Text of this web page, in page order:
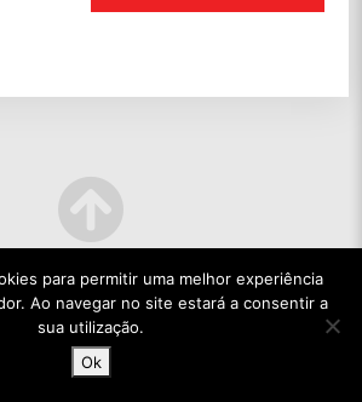
OS DIREITOS RESERVADOS.
para permitir uma melhor experiência
Ao navegar no site estará a consentir a
sua utilização.
Ok